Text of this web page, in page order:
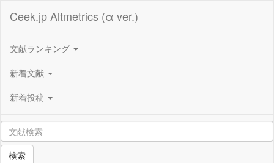
Ceek.jp Altmetrics (α ver.)
文献ランキング
新着文献
新着投稿
検索